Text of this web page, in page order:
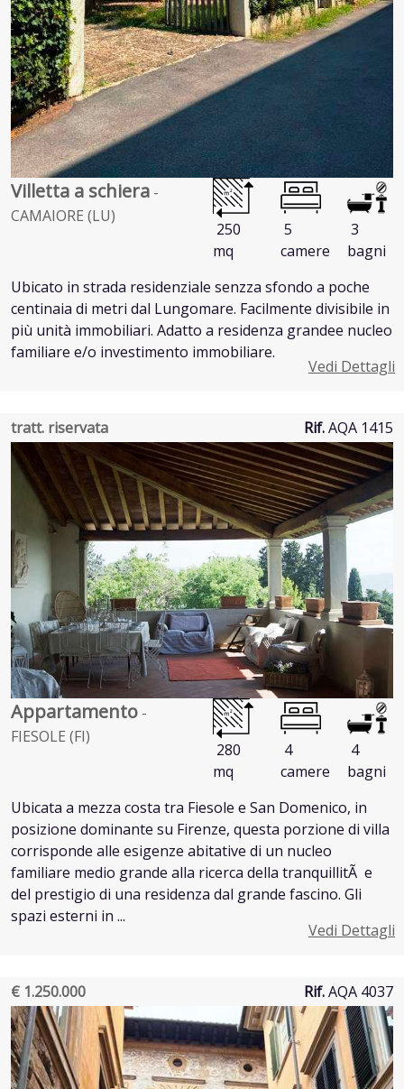
Villetta a schiera -
CAMAIORE (LU)
250
mq
5
camere
3
bagni
Ubicato in strada residenziale senzza sfondo a poche
centinaia di metri dal Lungomare. Facilmente divisibile in
più unità immobiliari. Adatto a residenza grandee nucleo
familiare e/o investimento immobiliare.
Vedi Dettagli
tratt. riservata Rif.AQA 1415
Appartamento -
FIESOLE (FI)
280
mq
4
camere
4
bagni
Ubicata a mezza costa tra Fiesole e San Domenico, in
posizione dominante su Firenze, questa porzione di villa
corrisponde alle esigenze abitative di un nucleo
familiare medio grande alla ricerca della tranquillitÃ e
del prestigio di una residenza dal grande fascino. Gli
spazi esterni in ...
Vedi Dettagli
€ 1.250.000 Rif.AQA 4037